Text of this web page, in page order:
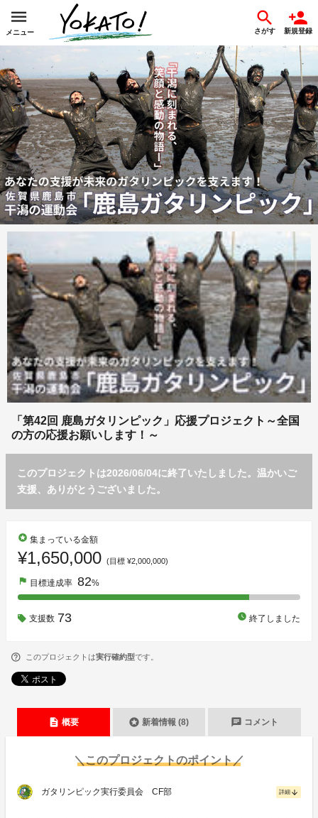
メニュー さがす 新規登録
「第42回 鹿島ガタリンピック」応援プロジェクト～全国
の方の応援お願いします！～
このプロジェクトは2026/06/04に終了いたしました。温かいご
支援、ありがとうございました。
stars 集まっている金額
¥1,650,000 (目標 ¥2,000,000)
flag 目標達成率 82%
支援数 73 watch_later 終了しました
このプロジェクトは実行確約型です。
description 概要 stars 新着情報 (8) chat コメント
＼このプロジェクトのポイント／
ガタリンピック実行委員会 CF部 詳細 arrow_downward